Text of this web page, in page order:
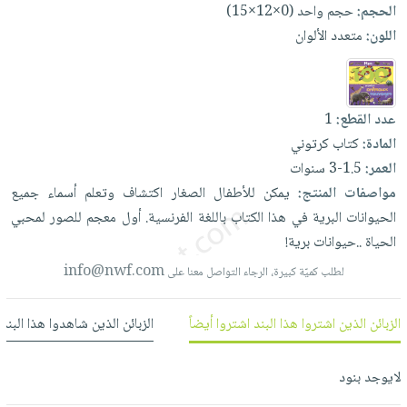
العناية
بالأسنان
الحمية
والتغذية
أدوات
المائدة
الأوعية
والتخزين
أدوات
المطبخ
الأكثر
مبيعاً
العودة
للمدارس
اكسسوارات
كتب
اكسسوارات
منزلية
اكسسوارات
ملابس
مطرزات
حقائب
حلي
بالذات
شحن
مجاني
بنود
مختارة
اشتراكات
كل
الاشتراكات
صندوق
القراءة
iKitab
حدود
بحث
متقدم
نيل
عن
الشركة
الشركة
الأمنيات
الحجم:حجم واحد (0×12×15)
اللون:متعدد الألوان
عدد القطع:1
المادة:كتاب كرتوني
العمر:1.5-3 سنوات
مواصفات المنتج: يمكن للأطفال الصغار اكتشاف وتعلمأسماءجميع
الحيوانات البرية في هذا الكتابباللغة الفرنسية.أول معجم للصورلمحبي
الحياة..حيواناتبرية!
لطلب كميّة كبيرة، الرجاء التواصل معنا علىinfo@nwf.com
الزبائن الذين اشتروا هذا البند اشتروا أيضاً الزبائن الذين شاهدوا هذا
لايوجد بنود